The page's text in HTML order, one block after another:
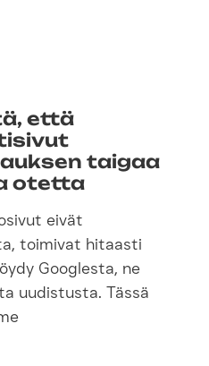
että
taigaa
otetta
eivät
toimivat hitaasti
Googlesta, ne
uudistusta. Tässä